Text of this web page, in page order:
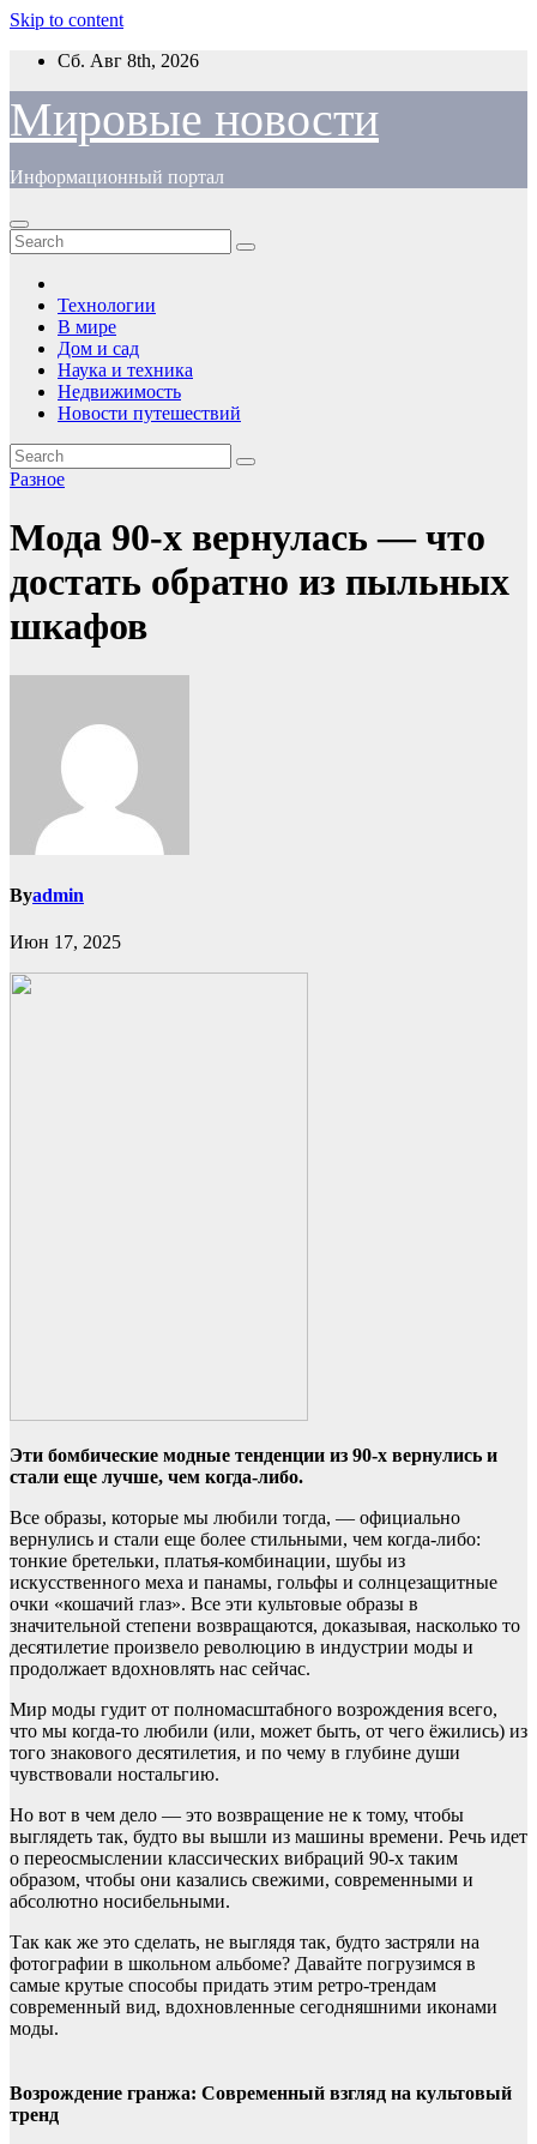
Skip to content
Сб. Авг 8th, 2026
Мировые новости
Информационный портал
Технологии
В мире
Дом и сад
Наука и техника
Недвижимость
Новости путешествий
Разное
Мода 90-х вернулась — что
достать обратно из пыльных
шкафов
Byadmin
Июн 17, 2025
Эти бомбические модные тенденции из 90-х вернулись и
стали еще лучше, чем когда-либо.
Все образы, которые мы любили тогда, — официально
вернулись и стали еще более стильными, чем когда-либо:
тонкие бретельки, платья-комбинации, шубы из
искусственного меха и панамы, гольфы и солнцезащитные
очки «кошачий глаз». Все эти культовые образы в
значительной степени возвращаются, доказывая, насколько то
десятилетие произвело революцию в индустрии моды и
продолжает вдохновлять нас сейчас.
Мир моды гудит от полномасштабного возрождения всего,
что мы когда-то любили (или, может быть, от чего ёжились) из
того знакового десятилетия, и по чему в глубине души
чувствовали ностальгию.
Но вот в чем дело — это возвращение не к тому, чтобы
выглядеть так, будто вы вышли из машины времени. Речь идет
о переосмыслении классических вибраций 90-х таким
образом, чтобы они казались свежими, современными и
абсолютно носибельными.
Так как же это сделать, не выглядя так, будто застряли на
фотографии в школьном альбоме? Давайте погрузимся в
самые крутые способы придать этим ретро-трендам
современный вид, вдохновленные сегодняшними иконами
моды.
Возрождение гранжа: Современный взгляд на культовый
тренд